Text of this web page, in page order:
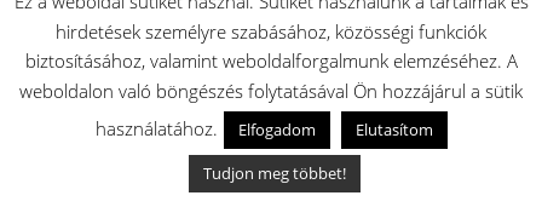
Gorenje bojler TG 120 N (CZ) TG 120
Gorenje bojler HWS15.3A/U GT15U
bojler HWS 15.3 A/U GT 15 U
hirdetések személyre szabásához, közösségi funkciók
biztosításához, valamint weboldalforgalmunk elemzéséhez. A
weboldalon való böngészés folytatásával Ön hozzájárul a sütik
használatához.
Elfogadom
Elutasítom
Tudjon meg többet!